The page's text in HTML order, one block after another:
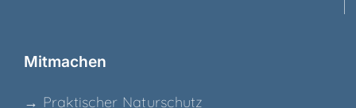
Mit­ma­chen
→ Prak­ti­scher Naturschutz